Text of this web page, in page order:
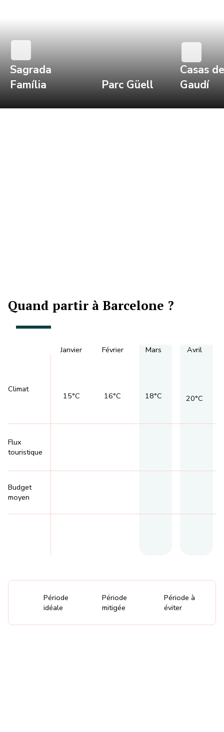
Sagrada
Família
Parc Güell
Casas de
Gaudí
Quand partir à Barcelone ?
Janvier Février Mars Avril
Climat
15°C 16°C 18°C 20°C
Flux
touristique
Budget
moyen
Période
idéale
Période
mitigée
Période à
éviter